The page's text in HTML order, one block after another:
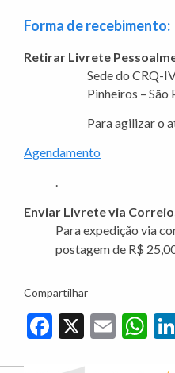
Forma de recebimento:
Retirar Livrete
Sede do CRQ-
Pinheiros – São
Para agilizar o
Agendamento
.
Enviar Livrete via
Para expedição via
postagem de R$
Compartilhar
Facebook
X Email